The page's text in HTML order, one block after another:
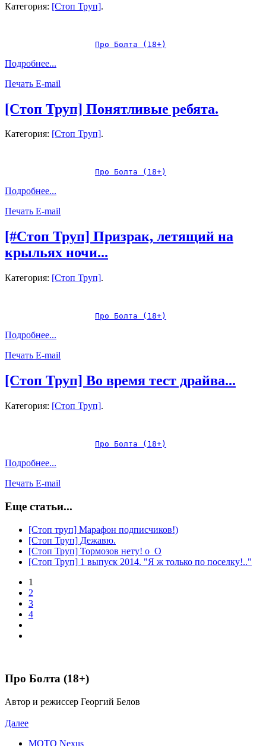
Категория: [Стоп Труп].
Про Болта (18+)
Подробнее...
Печать E-mail
[Стоп Труп] Понятливые ребята.
Категория: [Стоп Труп].
Про Болта (18+)
Подробнее...
Печать E-mail
[#Стоп​ Труп] Призрак, летящий на
крыльях ночи...
Категория: [Стоп Труп].
Про Болта (18+)
Подробнее...
Печать E-mail
[Стоп Труп] Во время тест драйва...
Категория: [Стоп Труп].
Про Болта (18+)
Подробнее...
Печать E-mail
Еще статьи...
[Стоп труп] Марафон подписчиков!)
[Cтоп Труп] Дежавю.
[Стоп Труп] Тормозов нету! о_О
[Стоп Труп] 1 выпуск 2014. "Я ж только по поселку!.."
1
2
3
4
Про Болта (18+)
Автор и режиссер Георгий Белов
Далее
MOTO Nexus